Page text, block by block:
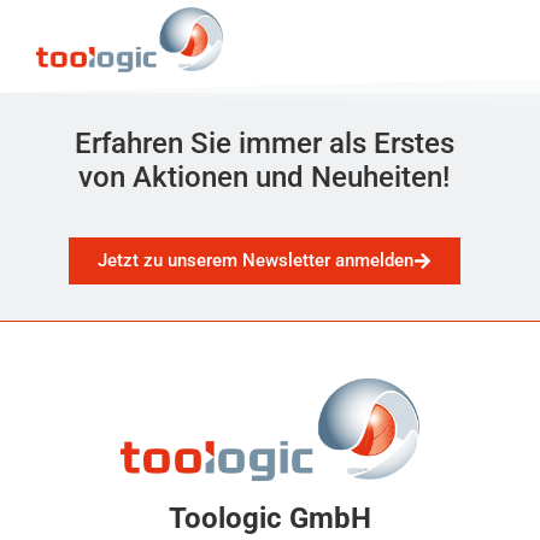
Erfahren Sie immer als Erstes
von Aktionen und Neuheiten!
Jetzt zu unserem Newsletter anmelden
Toologic GmbH